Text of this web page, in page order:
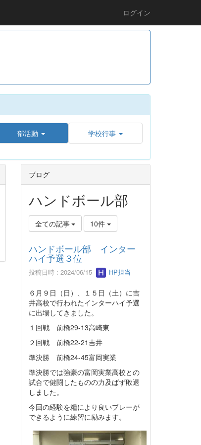
ログイン
部活動 学校行事
ブログ
ハンドボール部
全ての記事 10件
ハンドボール部 インター
ハイ予選３位
投稿日時 : 2024/06/15 HP担当
６月９日（日）、１５日（土）に吉
井高校で行われたインターハイ予選
に出場してきました。
１回戦 前橋29-13高崎東
２回戦 前橋22-21吉井
準決勝 前橋24-45富岡実業
準決勝では強豪の富岡実業高校との
試合で健闘したものの力及ばず敗退
しました。
今回の経験を糧により良いプレーが
できるように練習に励みます。